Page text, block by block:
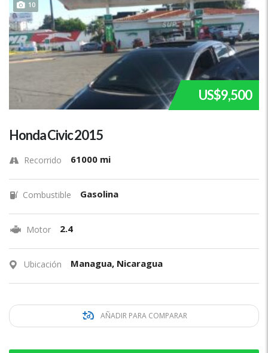
10
US$9,500
Honda Civic 2015
Recorrido 61000 mi
Combustible Gasolina
Motor 2.4
Ubicación Managua, Nicaragua
AÑADIR PARA COMPARAR